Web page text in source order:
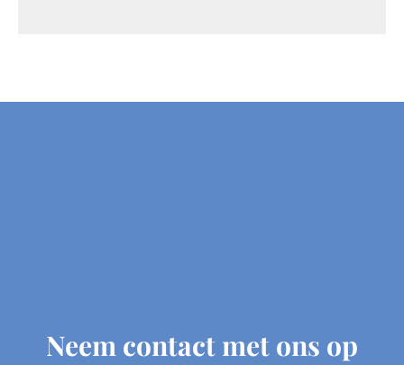
Neem contact met ons op